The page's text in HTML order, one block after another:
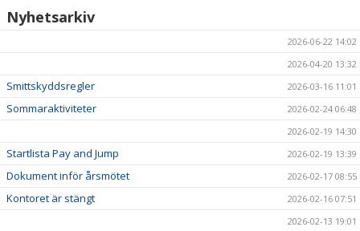
Nyhetsarkiv
2026-06-22 14:02
2026-04-20 13:32
Smittskyddsregler 2026-03-16 11:01
Sommaraktiviteter
2026-02-24 06:48
2026-02-19 14:30
Startlista Pay and Jump 2026-02-19 13:39
Dokument inför årsmötet 2026-02-17 08:55
Kontoret är stängt
2026-02-16 07:51
2026-02-13 19:01